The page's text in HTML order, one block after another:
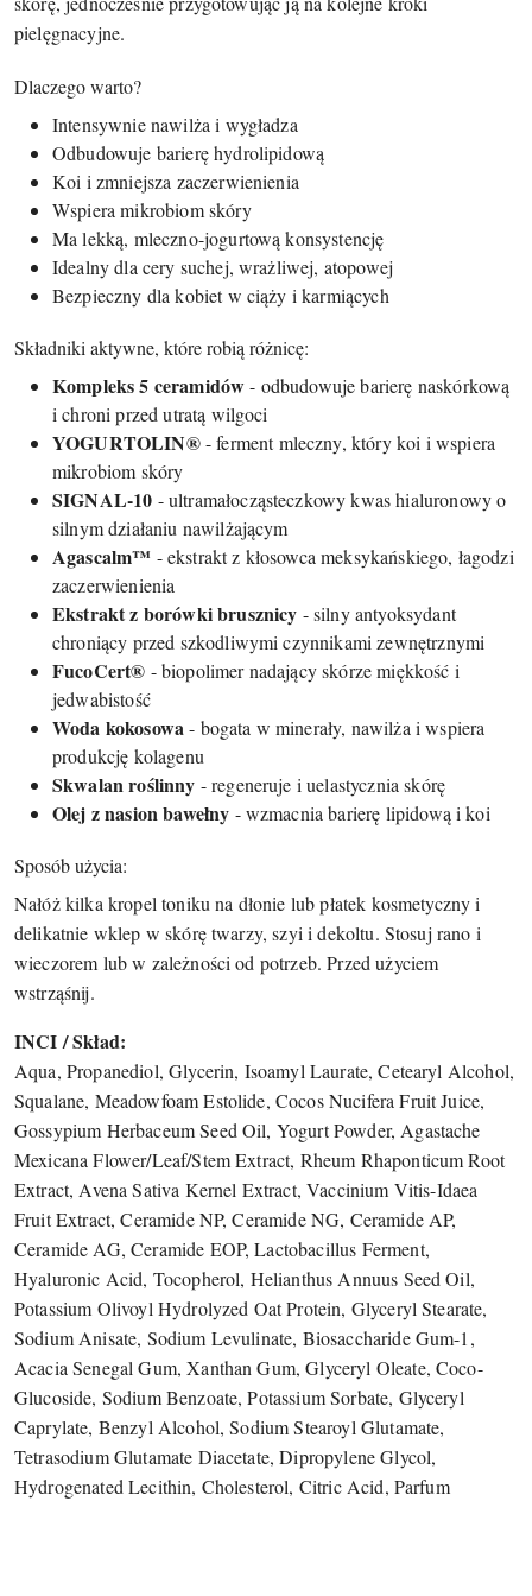
pielęgnacyjne.
Dlaczego warto?
Intensywnie nawilża i wygładza
Odbudowuje barierę hydrolipidową
Koi i zmniejsza zaczerwienienia
Wspiera mikrobiom skóry
Ma lekką, mleczno-jogurtową konsystencję
Idealny dla cery suchej, wrażliwej, atopowej
Bezpieczny dla kobiet w ciąży i karmiących
Składniki aktywne, które robią różnicę:
Kompleks 5 ceramidów- odbudowuje barierę naskórkową
i chroni przed utratą wilgoci
YOGURTOLIN®- ferment mleczny, który koi i wspiera
mikrobiom skóry
SIGNAL-10 - ultramałocząsteczkowy kwas hialuronowy o
silnym działaniu nawilżającym
Agascalm™ - ekstrakt z kłosowca meksykańskiego, łagodzi
zaczerwienienia
Ekstrakt z borówki brusznicy - silny antyoksydant
chroniący przed szkodliwymi czynnikami zewnętrznymi
FucoCert® - biopolimer nadający skórze miękkość i
jedwabistość
Woda kokosowa- bogata w minerały, nawilża i wspiera
produkcję kolagenu
Skwalan roślinny - regeneruje i uelastycznia skórę
Olej z nasion bawełny - wzmacnia barierę lipidową i koi
Sposób użycia:
Nałóż kilka kropel toniku na dłonie lub płatek kosmetyczny i
delikatnie wklep w skórę twarzy, szyi i dekoltu. Stosuj rano i
wieczorem lub w zależności od potrzeb. Przed użyciem
wstrząśnij.
INCI / Skład:
Aqua, Propanediol, Glycerin, Isoamyl Laurate, Cetearyl Alcohol,
Squalane, Meadowfoam Estolide, Cocos Nucifera Fruit Juice,
Gossypium Herbaceum Seed Oil, Yogurt Powder, Agastache
Mexicana Flower/Leaf/Stem Extract, Rheum Rhaponticum Root
Extract, Avena Sativa Kernel Extract, Vaccinium Vitis-Idaea
Fruit Extract, Ceramide NP, Ceramide NG, Ceramide AP,
Ceramide AG, Ceramide EOP, Lactobacillus Ferment,
Hyaluronic Acid, Tocopherol, Helianthus Annuus Seed Oil,
Potassium Olivoyl Hydrolyzed Oat Protein, Glyceryl Stearate,
Sodium Anisate, Sodium Levulinate, Biosaccharide Gum-1,
Acacia Senegal Gum, Xanthan Gum, Glyceryl Oleate, Coco-
Glucoside, Sodium Benzoate, Potassium Sorbate, Glyceryl
Caprylate, Benzyl Alcohol, Sodium Stearoyl Glutamate,
Tetrasodium Glutamate Diacetate, Dipropylene Glycol,
Hydrogenated Lecithin, Cholesterol, Citric Acid, Parfum